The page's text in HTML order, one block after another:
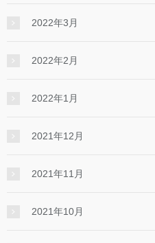
2022年3月
2022年2月
2022年1月
2021年12月
2021年11月
2021年10月